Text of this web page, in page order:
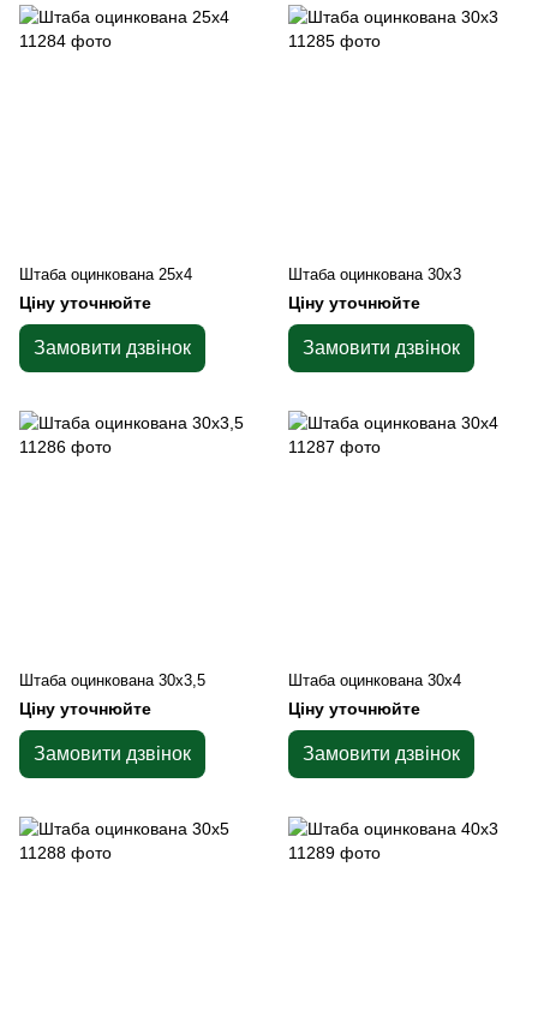
Штаба оцинкована 25х4
Ціну уточнюйте
Замовити дзвінок
Штаба оцинкована 30х3
Ціну уточнюйте
Замовити дзвінок
Штаба оцинкована 30х3,5
Ціну уточнюйте
Замовити дзвінок
Штаба оцинкована 30х4
Ціну уточнюйте
Замовити дзвінок